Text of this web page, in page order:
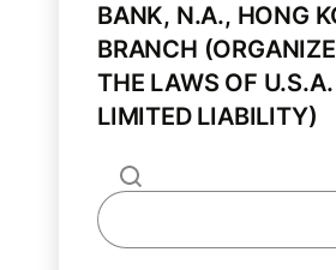
BANK, N.A., HONG
BRANCH
THE LAWS OF
LIMITED LIABILITY)